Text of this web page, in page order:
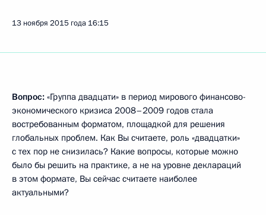
13 ноября 2015 года 16:15
Вопрос: «Группа двадцати» в период мирового финансово-
экономического кризиса 2008–2009 годов стала
востребованным форматом, площадкой для решения
глобальных проблем. Как Вы считаете, роль «двадцатки»
с тех пор не снизилась? Какие вопросы, которые можно
было бы решить на практике, а не на уровне деклараций
в этом формате, Вы сейчас считаете наиболее
актуальными?